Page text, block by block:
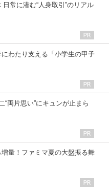
常に潜む“人身取引”のリアル
わたり支える「小学生の甲子
“両片思い”にキュンが止まら
量！ファミマ夏の大盤振る舞